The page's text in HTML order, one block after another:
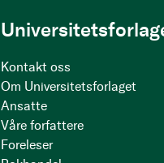
Kontakt oss
Om Universitetsforlaget
Ansatte
Våre forfattere
Foreleser